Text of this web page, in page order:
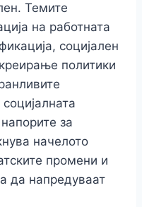
Темите
на работната
социјален
политики
за
начелото
промени и
да напредуваат